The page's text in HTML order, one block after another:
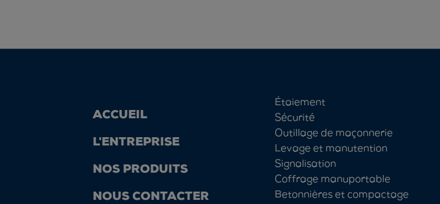
ACCUEIL
L'ENTREPRISE
NOS PRODUITS
NOUS CONTACTER
Étaiement
Sécurité
Outillage de maçonnerie
Levage et manutention
Signalisation
Coffrage manuportable
Betonnières et compactage